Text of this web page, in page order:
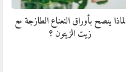
لماذا ينصح بأوراق النعناع الطازجة مع
زيت الزيتون ؟